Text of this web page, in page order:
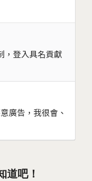
，登入具名貢獻
廣告，我很會、
道吧！